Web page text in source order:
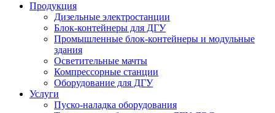
Продукция
Дизельные электростанции
Блок-контейнеры для ДГУ
Промышленные блок-контейнеры и модульные
здания
Осветительные мачты
Компрессорные станции
Оборудование для ДГУ
Услуги
Пуско-наладка оборудования